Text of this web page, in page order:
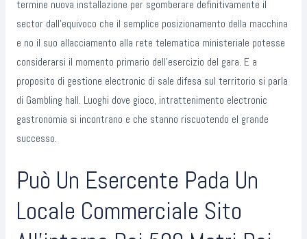
termine nuova installazione per sgomberare definitivamente il
sector dall’equivoco che il semplice posizionamento della macchina
e no il suo allacciamento alla rete telematica ministeriale potesse
considerarsi il momento primario dell’esercizio del gara. E a
proposito di gestione electronic di sale difesa sul territorio si parla
di Gambling hall. Luoghi dove gioco, intrattenimento electronic
gastronomia si incontrano e che stanno riscuotendo el grande
successo.
Può Un Esercente Pada Un
Locale Commerciale Sito